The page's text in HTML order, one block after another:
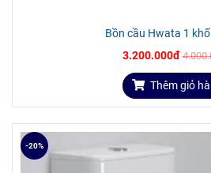
Bồn cầu Hwata 1
3.200.000đ
Thêm giỏ
-20%